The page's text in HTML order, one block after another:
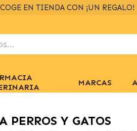
GRATIS > 39€EN 24/48H+ INFO
MARCAS
PERROS Y GATOS